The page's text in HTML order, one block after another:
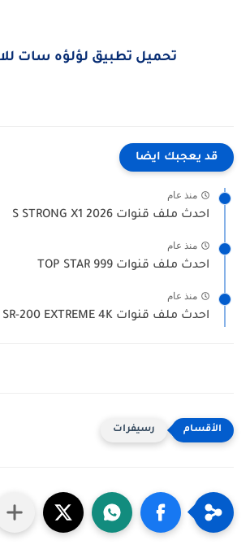
تحميل تطبيق لؤلؤه سات
قد يعجبك ايضا
منذ عام
احدث ملف قنوات S STRONG X1 2026
منذ عام
احدث ملف قنوات TOP STAR 999
منذ عام
احدث ملف قنوات STAR SAT SR-200 EXTREME 4K‏
رسيفرات